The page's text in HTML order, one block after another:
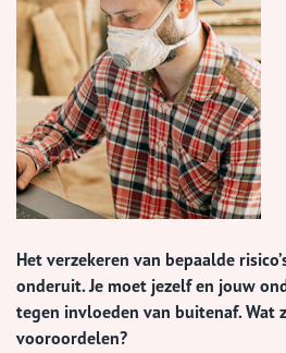
Het verzekeren van bepaalde
onderuit. Je moet jezelf en jouw
tegen invloeden van buitenaf. Wat
vooroordelen?